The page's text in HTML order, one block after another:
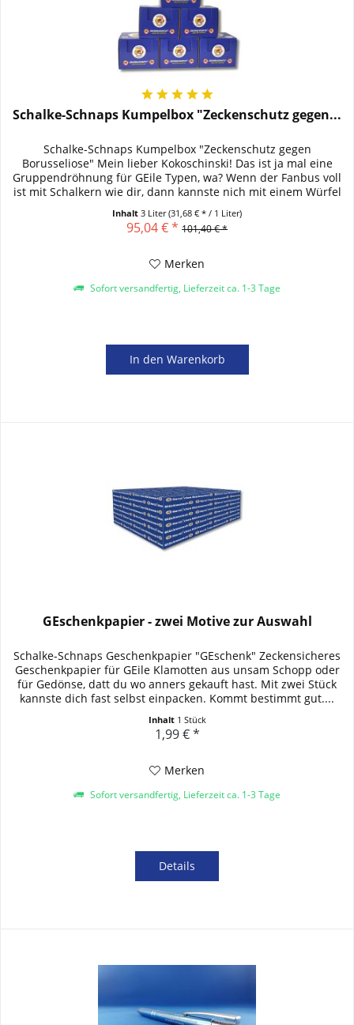
Schalke-Schnaps Kumpelbox "Zeckenschutz gegen...
Schalke-Schnaps Kumpelbox "Zeckenschutz gegen
Borusseliose" Mein lieber Kokoschinski! Das ist ja mal eine
Gruppendröhnung für GEile Typen, wa? Wenn der Fanbus voll
ist mit Schalkern wie dir, dann kannste nich mit einem Würfel
Inhalt3 Liter(31,68 € * / 1 Liter)
95,04 € * 101,40 € *
Merken
Sofort versandfertig, Lieferzeit ca. 1-3 Tage
In den Warenkorb
GEschenkpapier - zwei Motive zur Auswahl
Schalke-Schnaps Geschenkpapier "GEschenk" Zeckensicheres
Geschenkpapier für GEile Klamotten aus unsam Schopp oder
für Gedönse, datt du wo anners gekauft hast. Mit zwei Stück
kannste dich fast selbst einpacken. Kommt bestimmt gut....
Inhalt 1 Stück
1,99 € *
Merken
Sofort versandfertig, Lieferzeit ca. 1-3 Tage
Details